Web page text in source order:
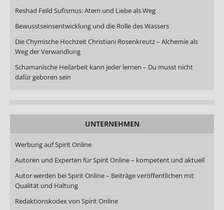
Reshad Feild Sufismus: Atem und Liebe als Weg
Bewusstseinsentwicklung und die Rolle des Wassers
Die Chymische Hochzeit Christiani Rosenkreutz – Alchemie als
Weg der Verwandlung
Schamanische Heilarbeit kann jeder lernen – Du musst nicht
dafür geboren sein
UNTERNEHMEN
Werbung auf Spirit Online
Autoren und Experten für Spirit Online – kompetent und aktuell
Autor werden bei Spirit Online – Beiträge veröffentlichen mit
Qualität und Haltung
Redaktionskodex von Spirit Online